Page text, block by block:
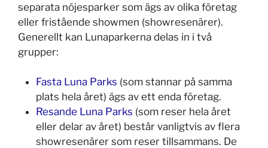
separata nöjesparker som ägs av olika företag
eller fristående showmen (showresenärer).
Generellt kan Lunaparkerna delas in i två
grupper:
Fasta Luna Parks (som stannar på samma
plats hela året) ägs av ett enda företag.
Resande Luna Parks (som reser hela året
eller delar av året) består vanligtvis av flera
showresenärer som reser tillsammans. De